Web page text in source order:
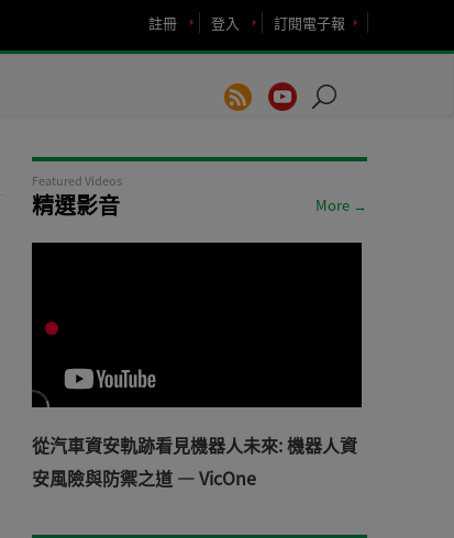
訂閱電子報
登入
註冊
Featured Videos
精選影音 More →
從汽車資安軌跡看見機器人未來: 機器人資
安風險與防禦之道 — VicOne